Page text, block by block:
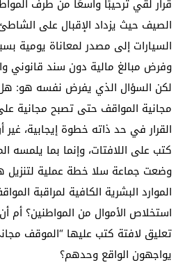
قرار لقي ترحيبًا واسعًا من طرف
الصيف حيث يزداد الإقبال على
السيارات إلى مصدر لمعاناة يومية
وفرض مبالغ مالية دون سند قانوني
لكن السؤال الذي يفرض نفسه هو:
مجانية المواقف حتى تصبح مجانية
القرار في حد ذاته خطوة إيجابية،
كتب على اللافتات، وإنما بما يلمسه
وضعت جماعة سلا خطة عملية لتنزيل
الموارد البشرية الكافية لمراقبة
استخلاص الأموال من المواطنين؟ أم
تعليق لافتة كتب عليها “الموقف
يواجهون الواقع وحدهم؟